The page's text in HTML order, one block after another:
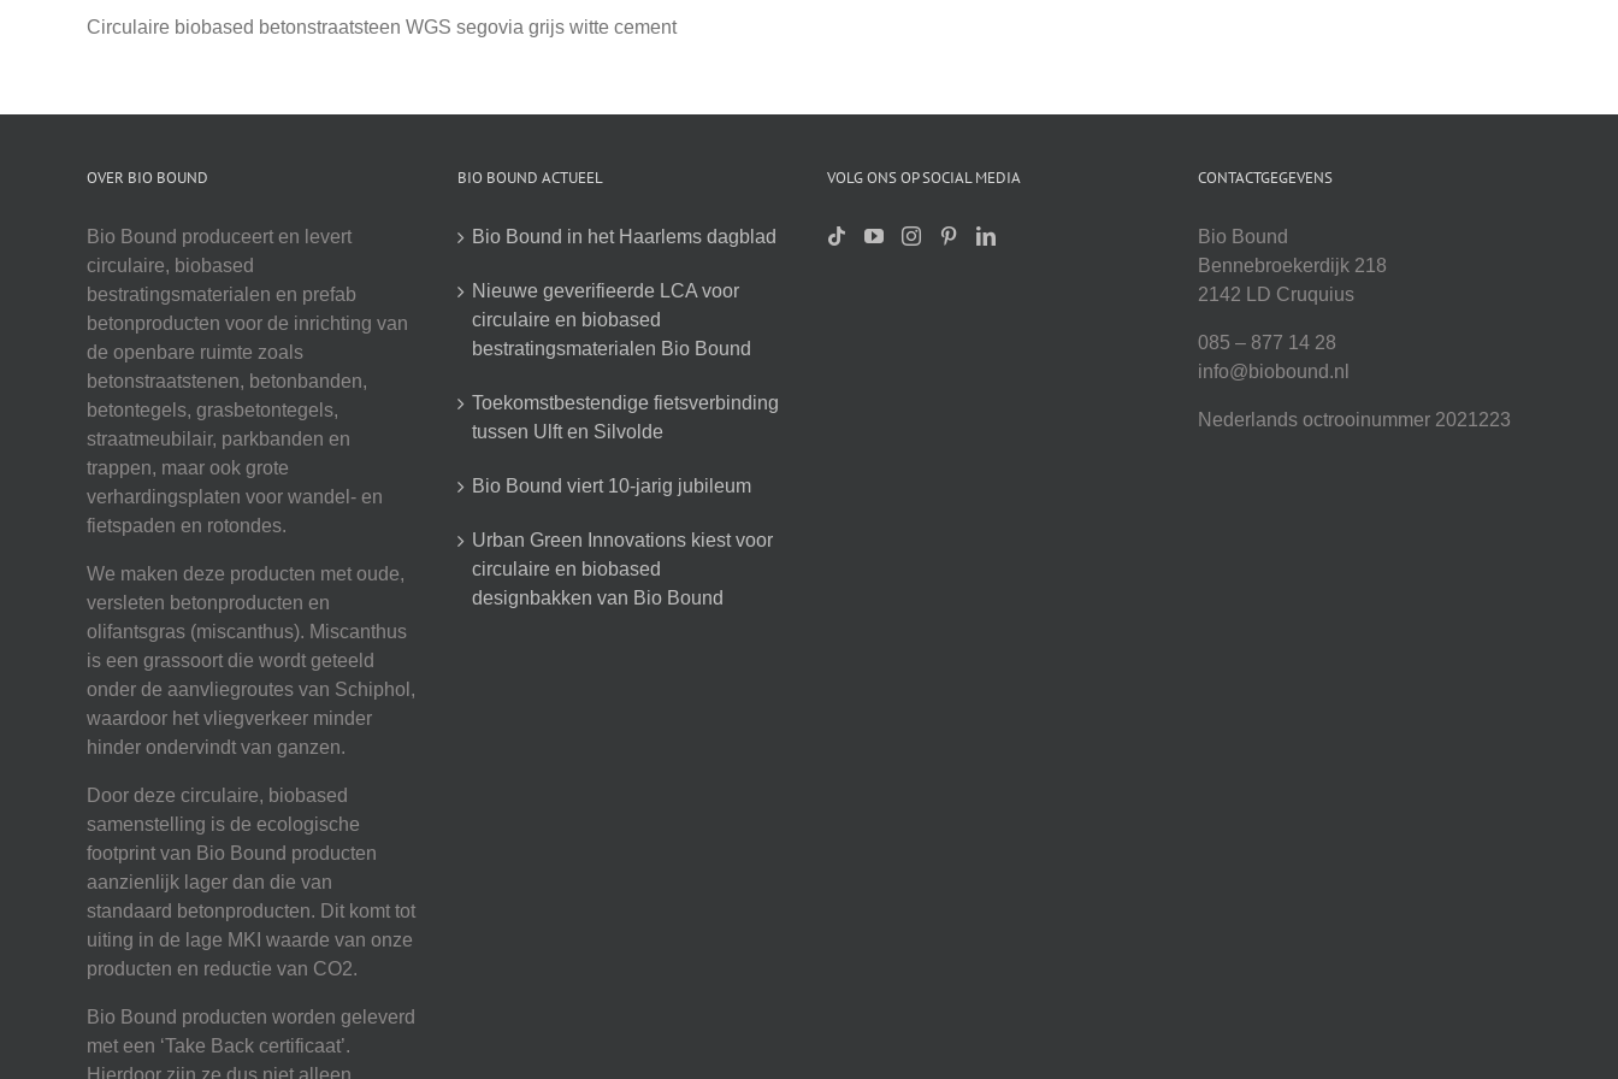
Circulaire biobased betonstraatsteen WGS segovia grijs witte cement
OVER BIO BOUND
Bio Bound produceert en levert
circulaire, biobased
bestratingsmaterialen en prefab
betonproducten voor de inrichting van
de openbare ruimte zoals
betonstraatstenen, betonbanden,
betontegels, grasbetontegels,
straatmeubilair, parkbanden en
trappen, maar ook grote
verhardingsplaten voor wandel- en
fietspaden en rotondes.
We maken deze producten met oude,
versleten betonproducten en
olifantsgras (miscanthus). Miscanthus
is een grassoort die wordt geteeld
onder de aanvliegroutes van Schiphol,
waardoor het vliegverkeer minder
hinder ondervindt van ganzen.
Door deze circulaire, biobased
samenstelling is de ecologische
footprint van Bio Bound producten
aanzienlijk lager dan die van
standaard betonproducten. Dit komt tot
uiting in de lage MKI waarde van onze
producten en reductie van CO2.
Bio Bound producten worden geleverd
met een ‘Take Back certificaat’.
Hierdoor zijn ze dus niet alleen
BIO BOUND ACTUEEL
Bio Bound in het Haarlems dagblad
Nieuwe geverifieerde LCA voor
circulaire en biobased
bestratingsmaterialen Bio Bound
Toekomstbestendige fietsverbinding
tussen Ulft en Silvolde
Bio Bound viert 10-jarig jubileum
Urban Green Innovations kiest voor
circulaire en biobased
designbakken van Bio Bound
VOLG ONS OP SOCIAL MEDIA CONTACTGEGEVENS
Bio Bound
Bennebroekerdijk 218
2142 LD Cruquius
085 – 877 14 28
info@biobound.nl
Nederlands octrooinummer 2021223